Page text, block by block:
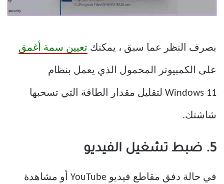
بصرف النظر عما سبق ، يمكنك تعيين سمة أغمق
على الكمبيوتر المحمول الذي يعمل بنظام
Windows 11 لتقليل مقدار الطاقة التي تسحبها
شاشتك.
5. ضبط تشغيل الفيديو
في حالة دفق مقاطع فيديو YouTube أو مشاهدة